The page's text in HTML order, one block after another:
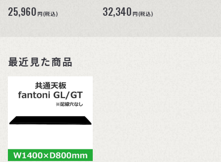
25,960 円(税込) 32,340 円(税込)
最近見た商品